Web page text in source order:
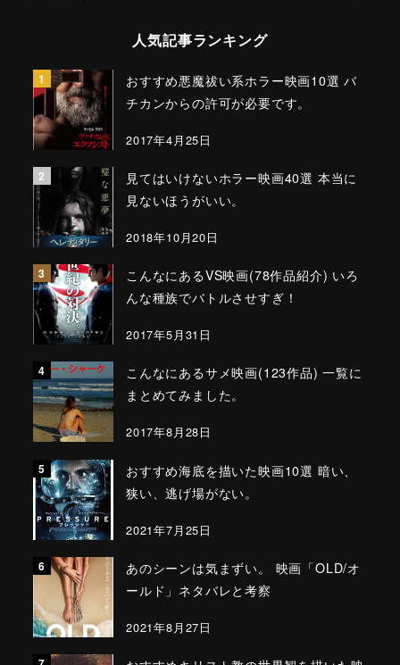
人気記事ランキング
おすすめ悪魔祓い系ホラー映画10選 バ
チカンからの許可が必要です。
2017年4月25日
見てはいけないホラー映画40選 本当に
見ないほうがいい。
2018年10月20日
こんなにあるVS映画(78作品紹介) いろ
んな種族でバトルさせすぎ！
2017年5月31日
こんなにあるサメ映画(123作品) 一覧に
まとめてみました。
2017年8月28日
おすすめ海底を描いた映画10選 暗い、
狭い、逃げ場がない。
2021年7月25日
あのシーンは気まずい。 映画「OLD/オ
ールド」ネタバレと考察
2021年8月27日